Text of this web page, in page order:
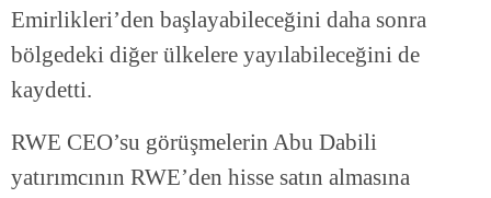
Emirlikleri’den başlayabileceğini daha sonra
bölgedeki diğer ülkelere yayılabileceğini de
kaydetti.
RWE CEO’su görüşmelerin Abu Dabili
yatırımcının RWE’den hisse satın almasına